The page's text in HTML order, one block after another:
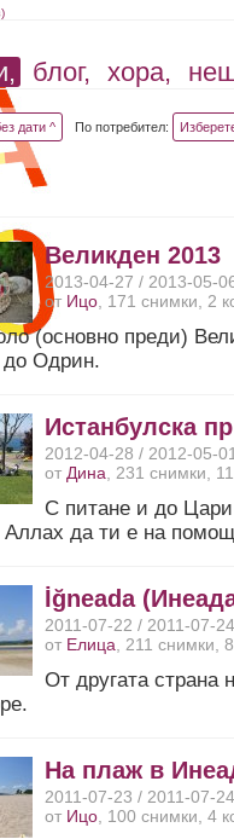
блог, хора,
дати ^ По потребител:
Великден 2013
2013-04-27 / 2013-05-
от Ицо , 171 снимки, 2
(основно преди)
Одрин.
Истанбулска
2012-04-28 / 2012-05-
от Дина , 231 снимки,
С питане и до
Аллах да ти е на
İğneada
2011-07-22 / 2011-07-
от Елица , 211 снимки,
От другата страна
На плаж в
2011-07-23 / 2011-07-
от Ицо , 100 снимки, 4